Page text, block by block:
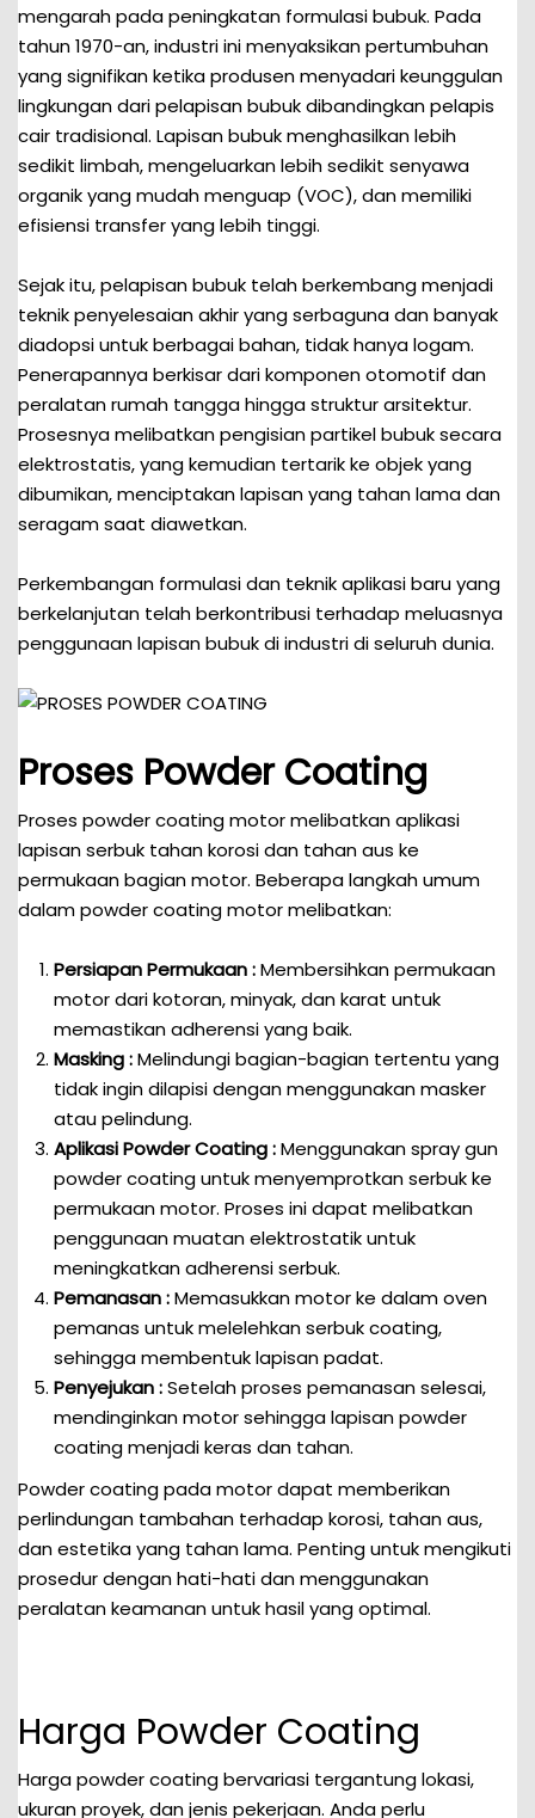
mengarah pada peningkatan formulasi bubuk. Pada
tahun 1970-an, industri ini menyaksikan pertumbuhan
yang signifikan ketika produsen menyadari keunggulan
lingkungan dari pelapisan bubuk dibandingkan pelapis
cair tradisional. Lapisan bubuk menghasilkan lebih
sedikit limbah, mengeluarkan lebih sedikit senyawa
organik yang mudah menguap (VOC), dan memiliki
efisiensi transfer yang lebih tinggi.
Sejak itu, pelapisan bubuk telah berkembang menjadi
teknik penyelesaian akhir yang serbaguna dan banyak
diadopsi untuk berbagai bahan, tidak hanya logam.
Penerapannya berkisar dari komponen otomotif dan
peralatan rumah tangga hingga struktur arsitektur.
Prosesnya melibatkan pengisian partikel bubuk secara
elektrostatis, yang kemudian tertarik ke objek yang
dibumikan, menciptakan lapisan yang tahan lama dan
seragam saat diawetkan.
Perkembangan formulasi dan teknik aplikasi baru yang
berkelanjutan telah berkontribusi terhadap meluasnya
penggunaan lapisan bubuk di industri di seluruh dunia.
Proses Powder Coating
Proses powder coating motor melibatkan aplikasi
lapisan serbuk tahan korosi dan tahan aus ke
permukaan bagian motor. Beberapa langkah umum
dalam powder coating motor melibatkan:
Persiapan Permukaan :Membersihkan permukaan
motor dari kotoran, minyak, dan karat untuk
memastikan adherensi yang baik.
Masking :Melindungi bagian-bagian tertentu yang
tidak ingin dilapisi dengan menggunakan masker
atau pelindung.
Aplikasi Powder Coating :Menggunakan spray gun
powder coating untuk menyemprotkan serbuk ke
permukaan motor. Proses ini dapat melibatkan
penggunaan muatan elektrostatik untuk
meningkatkan adherensi serbuk.
Pemanasan :Memasukkan motor ke dalam oven
pemanas untuk melelehkan serbuk coating,
sehingga membentuk lapisan padat.
Penyejukan :Setelah proses pemanasan selesai,
mendinginkan motor sehingga lapisan powder
coating menjadi keras dan tahan.
Powder coating pada motor dapat memberikan
perlindungan tambahan terhadap korosi, tahan aus,
dan estetika yang tahan lama. Penting untuk mengikuti
prosedur dengan hati-hati dan menggunakan
peralatan keamanan untuk hasil yang optimal.
Harga Powder Coating
Harga powder coating bervariasi tergantung lokasi,
ukuran proyek, dan jenis pekerjaan. Anda perlu